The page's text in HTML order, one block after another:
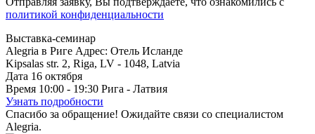
политикой конфиденциальности
Выставка-семинар
Alegria в Риге Адрес: Отель Исланде
Kipsalas str. 2, Riga, LV - 1048, Latvia
Дата 16 октября
Время 10:00 - 19:30 Рига - Латвия
Узнать подробности
Спасибо за обращение! Ожидайте связи со специалистом
Alegria.